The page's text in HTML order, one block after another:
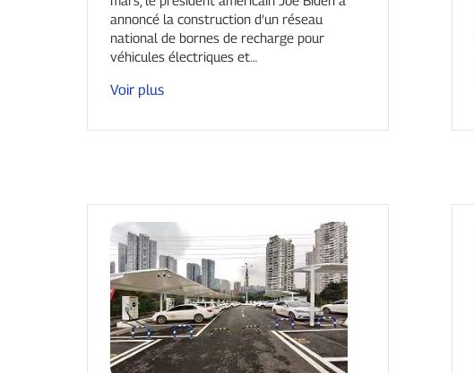
annoncé la construction d’un réseau
national de bornes de recharge pour
véhicules électriques et…
Voir plus